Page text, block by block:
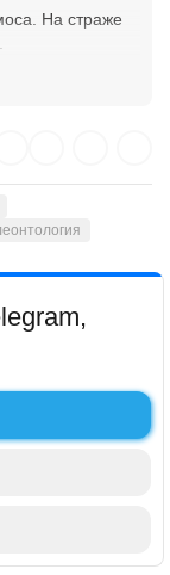
На страже